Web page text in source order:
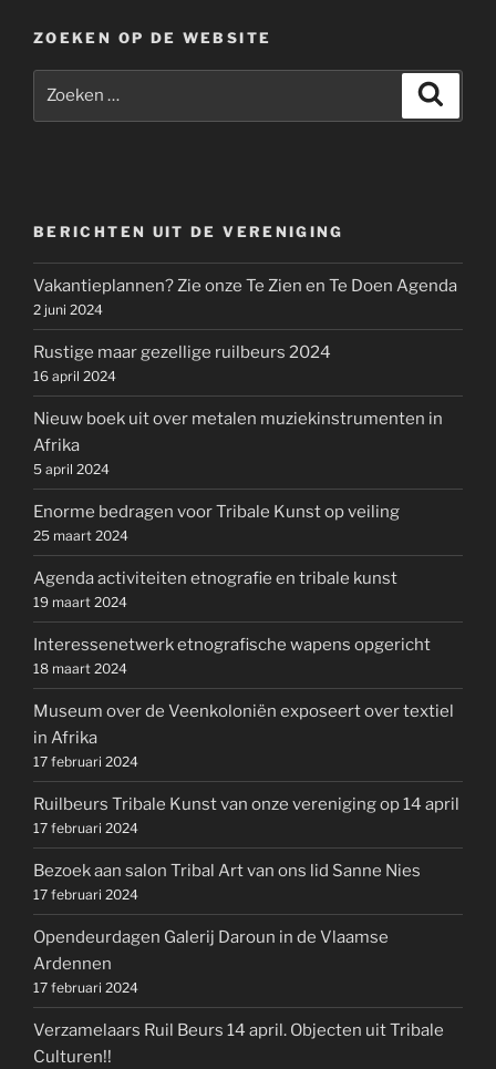
ZOEKEN OP DE WEBSITE
BERICHTEN UIT DE VERENIGING
Vakantieplannen? Zie onze Te Zien en Te Doen Agenda
2 juni 2024
Rustige maar gezellige ruilbeurs 2024
16 april 2024
Nieuw boek uit over metalen muziekinstrumenten in
Afrika
5 april 2024
Enorme bedragen voor Tribale Kunst op veiling
25 maart 2024
Agenda activiteiten etnografie en tribale kunst
19 maart 2024
Interessenetwerk etnografische wapens opgericht
18 maart 2024
Museum over de Veenkoloniën exposeert over textiel
in Afrika
17 februari 2024
Ruilbeurs Tribale Kunst van onze vereniging op 14 april
17 februari 2024
Bezoek aan salon Tribal Art van ons lid Sanne Nies
17 februari 2024
Opendeurdagen Galerij Daroun in de Vlaamse
Ardennen
17 februari 2024
Verzamelaars Ruil Beurs 14 april. Objecten uit Tribale
Culturen!!